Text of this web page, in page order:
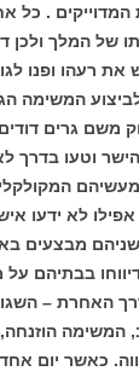
המדוייקים . כל
של המלך ולכן
את רעהו ופנו
המשימה
משם גרים דודים
וטעו בדרך
לא ידעו
מבצעים
בבתיהם
האחרת –
המשימה
כאשר יום